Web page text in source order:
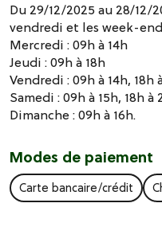
Du 29/12/2025 au 28/12/
vendredi et les week-
Mercredi : 09h à 14h
Jeudi : 09h à 18h
Vendredi : 09h à 14h, 18h
Samedi : 09h à 15h, 18h à
Dimanche : 09h à 16h.
Modes de paiement
Carte bancaire/crédit